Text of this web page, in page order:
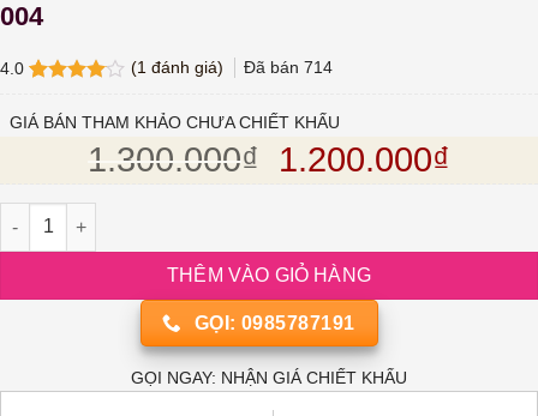
004
4.0
5 dựa
(1đánh giá) Đã bán 714
GIÁ BÁN THAM KHẢO CHƯA CHIẾT KHẤU
1.300.000₫ Giá gốc là:
1.200.000₫
Hộp Quà Tết Cao Cấp – Set Rượu Hạt VH-004 số lượng
THÊM VÀO GIỎ HÀNG
GỌI: 0985787191
GỌI NGAY: NHẬN GIÁ CHIẾT KHẤU